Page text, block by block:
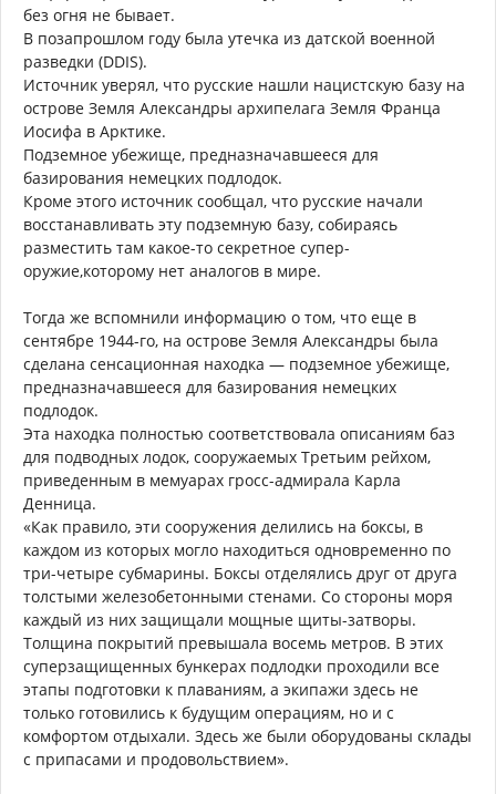
без огня не бывает.
В позапрошлом году была утечка из датской военной
разведки (DDIS).
Источник уверял, что русские нашли нацистскую базу на
острове Земля Александры архипелага Земля Франца
Иосифа в Арктике.
Подземное убежище, предназначавшееся для
базирования немецких подлодок.
Кроме этого источник сообщал, что русские начали
восстанавливать эту подземную базу, собираясь
разместить там какое-то секретное супер-
оружие,которому нет аналогов в мире.
Тогда же вспомнили информацию о том, что еще в
сентябре 1944-го, на острове Земля Александры была
сделана сенсационная находка — подземное убежище,
предназначавшееся для базирования немецких
подлодок.
Эта находка полностью соответствовала описаниям баз
для подводных лодок, сооружаемых Третьим рейхом,
приведенным в мемуарах гросс-адмирала Карла
Денница.
«Как правило, эти сооружения делились на боксы, в
каждом из которых могло находиться одновременно по
три-четыре субмарины. Боксы отделялись друг от друга
толстыми железобетонными стенами. Со стороны моря
каждый из них защищали мощные щиты-затворы.
Толщина покрытий превышала восемь метров. В этих
суперзащищенных бункерах подлодки проходили все
этапы подготовки к плаваниям, а экипажи здесь не
только готовились к будущим операциям, но и с
комфортом отдыхали. Здесь же были оборудованы склады
с припасами и продовольствием».